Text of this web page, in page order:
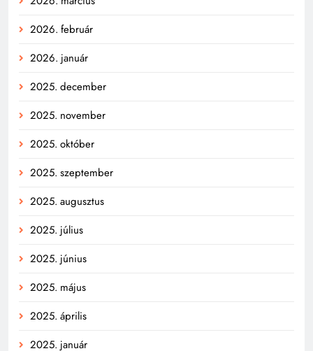
2026. február
2026. január
2025. december
2025. november
2025. október
2025. szeptember
2025. augusztus
2025. július
2025. június
2025. május
2025. április
2025. január